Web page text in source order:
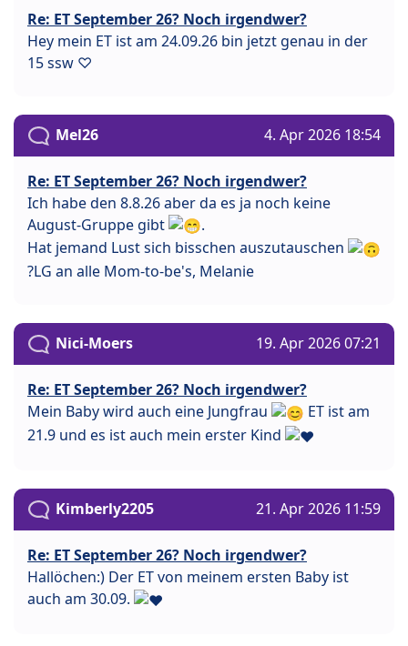
Re: ET September 26? Noch irgendwer?
Hey mein ET ist am 24.09.26 bin jetzt genau in der
15 ssw ♡
Mel26 4. Apr 2026 18:54
Re: ET September 26? Noch irgendwer?
Ich habe den 8.8.26 aber da es ja noch keine
August-Gruppe gibt
.
Hat jemand Lust sich bisschen auszutauschen
?LG an alle Mom-to-be's, Melanie
Nici-Moers 19. Apr 2026 07:21
Re: ET September 26? Noch irgendwer?
Mein Baby wird auch eine Jungfrau
ET ist am
21.9 und es ist auch mein erster Kind
Kimberly2205 21. Apr 2026 11:59
Re: ET September 26? Noch irgendwer?
Hallöchen:) Der ET von meinem ersten Baby ist
auch am 30.09.